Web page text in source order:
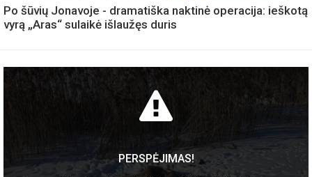
Po šūvių Jonavoje - dramatiška naktinė operacija: ieškotą
vyrą „Aras“ sulaikė išlaužęs duris
PERSPĖJIMAS!